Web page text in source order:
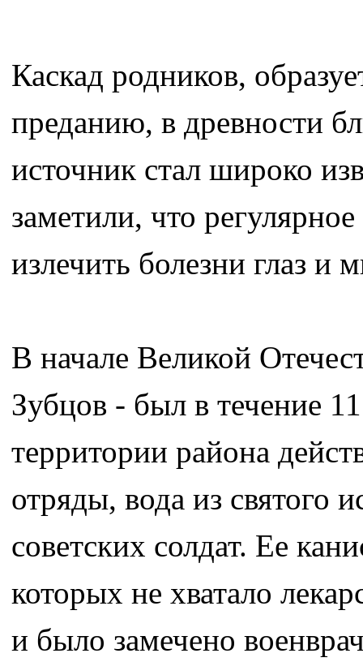
Каскад родников,
преданию, в древности
источник стал широко
заметили, что
излечить болезни глаз и
В начале Великой
Зубцов - был в течение
территории района
отряды, вода из святого
советских солдат. Ее
которых не хватало
и было замечено